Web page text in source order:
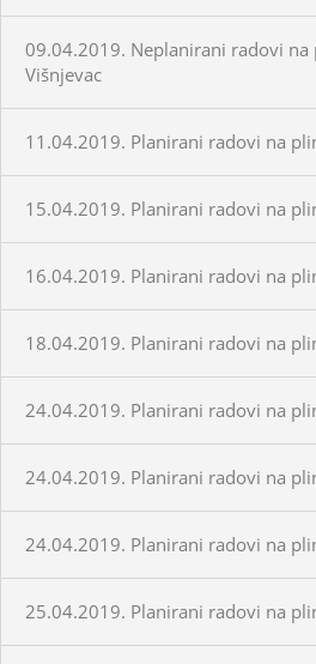
09.04.2019. Neplanirani radovi na
Višnjevac
11.04.2019. Planirani radovi na
15.04.2019. Planirani radovi na
16.04.2019. Planirani radovi na
18.04.2019. Planirani radovi na
24.04.2019. Planirani radovi na
24.04.2019. Planirani radovi na
24.04.2019. Planirani radovi na
25.04.2019. Planirani radovi na